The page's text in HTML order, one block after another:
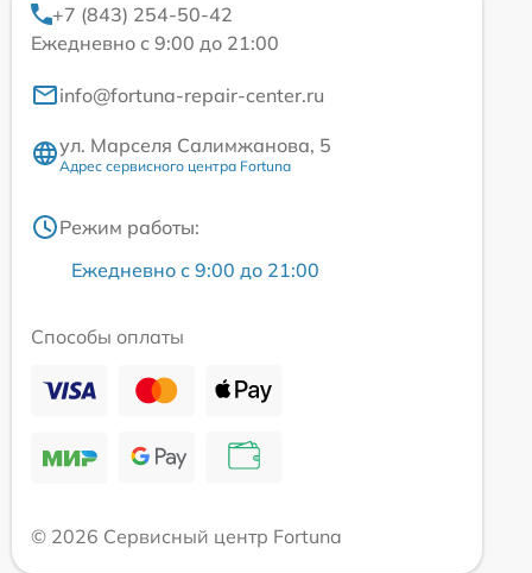
+7 (843) 254-50-42
Ежедневно с 9:00 до 21:00
info@fortuna-repair-center.ru
ул. Марселя Салимжанова, 5
Адрес сервисного центра Fortuna
Режим работы:
Ежедневно с 9:00 до 21:00
Способы оплаты
© 2026 Сервисный центр Fortuna